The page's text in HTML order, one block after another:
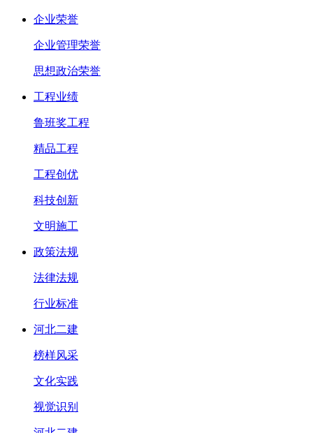
企业荣誉
企业管理荣誉
思想政治荣誉
工程业绩
鲁班奖工程
精品工程
工程创优
科技创新
文明施工
政策法规
法律法规
行业标准
河北二建
榜样风采
文化实践
视觉识别